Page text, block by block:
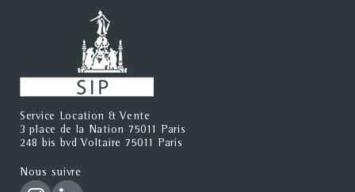
Service Location & Vente
3 place de la Nation 75011 Paris
248 bis bvd Voltaire 75011 Paris
Nous suivre